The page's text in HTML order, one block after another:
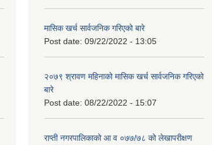
मासिक खर्च सार्वजनिक गरिएको बारे
Post date: 09/22/2022 - 13:05
२०७९ श्रावण महिनाको मासिक खर्च सार्वजनिक गरिएको
बारे
Post date: 08/22/2022 - 15:07
राप्ती नगरपालिकाको आ व ०७७/७८ को लेखापरीक्षण